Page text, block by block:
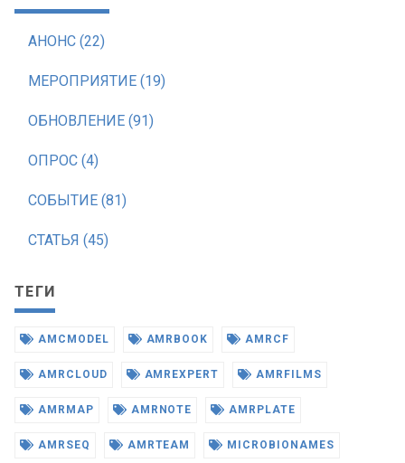
АНОНС (22)
МЕРОПРИЯТИЕ (19)
ОБНОВЛЕНИЕ (91)
ОПРОС (4)
СОБЫТИЕ (81)
СТАТЬЯ (45)
ТЕГИ
AMCMODEL AMRBOOK AMRCF
AMRCLOUD AMREXPERT AMRFILMS
AMRMAP AMRNOTE AMRPLATE
AMRSEQ AMRTEAM MICROBIONAMES